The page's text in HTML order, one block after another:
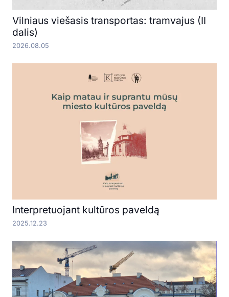
Vilniaus viešasis transportas: tramvajus (II
dalis)
2026.08.05
Interpretuojant kultūros paveldą
2025.12.23